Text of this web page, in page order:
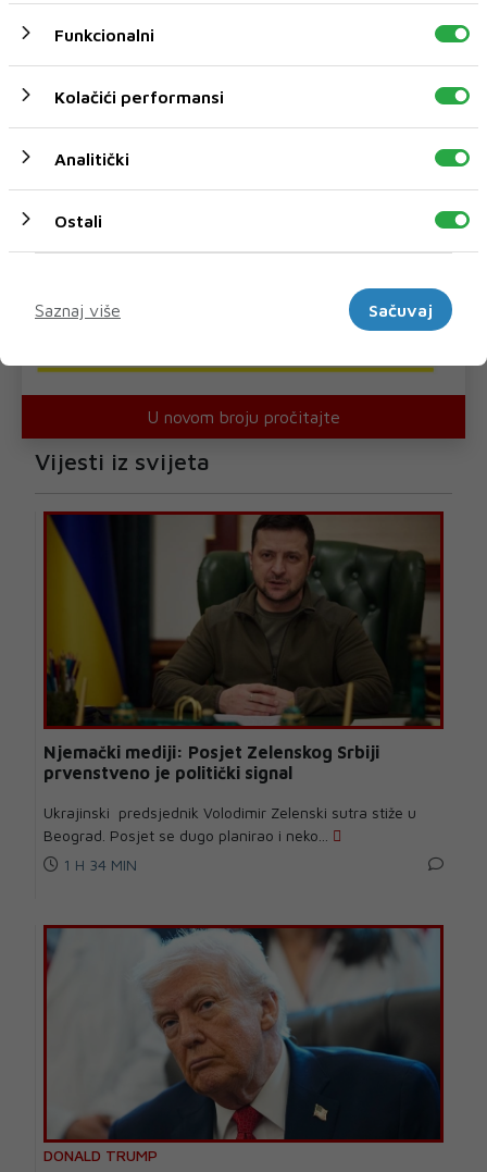
U novom broju pročitajte
Vijesti iz svijeta
Njemački mediji: Posjet Zelenskog Srbiji
prvenstveno je politički signal
Ukrajinski predsjednik Volodimir Zelenski sutra stiže u
Beograd. Posjet se dugo planirao i neko...
1 H 34 MIN
DONALD TRUMP
Funkcionalni
Kolačići performansi
Analitički
Ostali
Saznaj više
Sačuvaj